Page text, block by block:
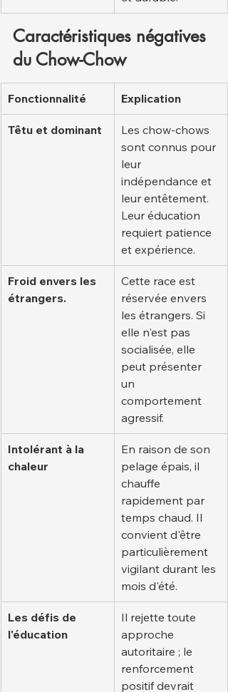
Caractéristiques négatives
du Chow-Chow
Fonctionnalité Explication
Têtu et dominant
Les chow-chows
sont connus pour
leur
indépendance et
leur entêtement.
Leur éducation
requiert patience
et expérience.
Froid envers les
étrangers.
Cette race est
réservée envers
les étrangers. Si
elle n'est pas
socialisée, elle
peut présenter
un
comportement
agressif.
Intolérant à la
chaleur
En raison de son
pelage épais, il
chauffe
rapidement par
temps chaud. Il
convient d'être
particulièrement
vigilant durant les
mois d'été.
Les défis de
l'éducation
Il rejette toute
approche
autoritaire ; le
renforcement
positif devrait